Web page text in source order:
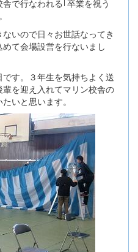
で行なわれる｢卒業を祝う
いので日々お世話なってき
て会場設営を行ないまし
す。３年生を気持ちよく送
を迎え入れてマリン校舎の
いと思います。